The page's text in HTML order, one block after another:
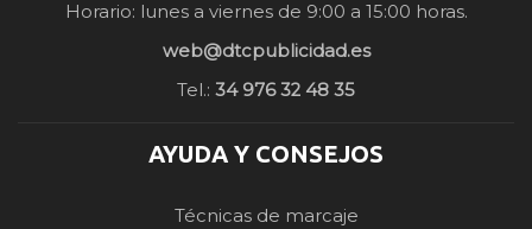
Horario: lunes a viernes de 9:00 a 15:00 horas.
web@dtcpublicidad.es
Tel.: 34 976 32 48 35
AYUDA Y CONSEJOS
Técnicas de marcaje